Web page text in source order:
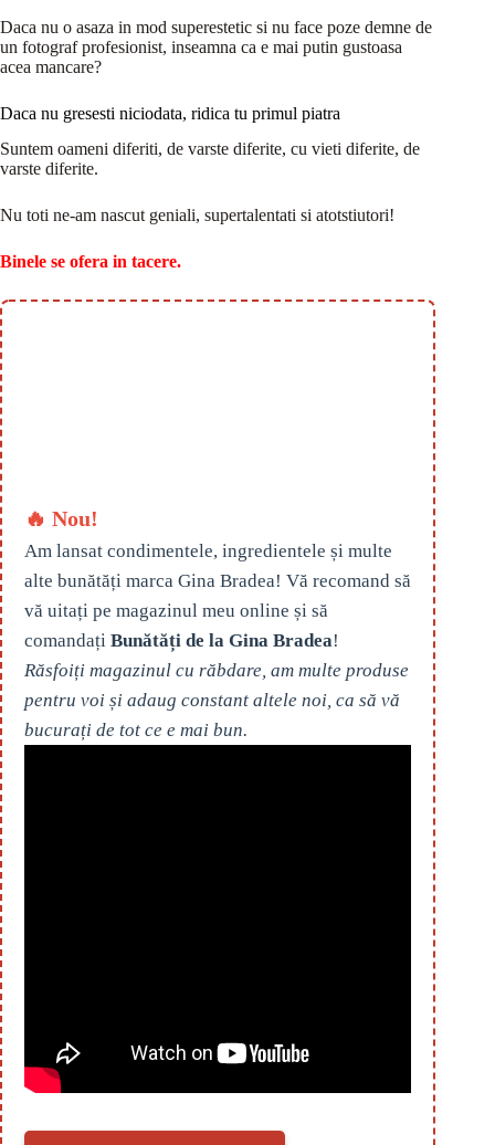
Daca nu o asaza in mod superestetic si nu face poze demne de
un fotograf profesionist, inseamna ca e mai putin gustoasa
acea mancare?
Daca nu gresesti niciodata, ridica tu primul piatra
Suntem oameni diferiti, de varste diferite, cu vieti diferite, de
varste diferite.
Nu toti ne-am nascut geniali, supertalentati si atotstiutori!
Binele se ofera in tacere.
🔥 Nou!
Am lansat condimentele, ingredientele și multe
alte bunătăți marca Gina Bradea! Vă recomand să
vă uitați pe magazinul meu online și să
comandați Bunătăți de la Gina Bradea!
Răsfoiți magazinul cu răbdare, am multe produse
pentru voi și adaug constant altele noi, ca să vă
bucurați de tot ce e mai bun.